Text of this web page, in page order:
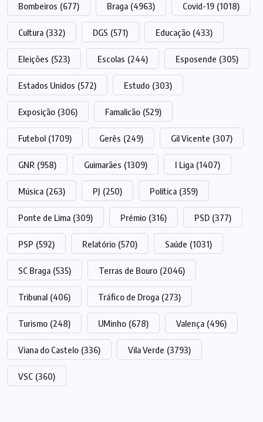
Bombeiros (677) Braga (4963) Covid-19 (1018)
Cultura (332) DGS (571) Educação (433)
Eleições (523) Escolas (244) Esposende (305)
Estados Unidos (572) Estudo (303)
Exposição (306) Famalicão (529)
Futebol (1709) Gerês (249) Gil Vicente (307)
GNR (958) Guimarães (1309) I Liga (1407)
Música (263) PJ (250) Política (359)
Ponte de Lima (309) Prémio (316) PSD (377)
PSP (592) Relatório (570) Saúde (1031)
SC Braga (535) Terras de Bouro (2046)
Tribunal (406) Tráfico de Droga (273)
Turismo (248) UMinho (678) Valença (496)
Viana do Castelo (336) Vila Verde (3793)
VSC (360)